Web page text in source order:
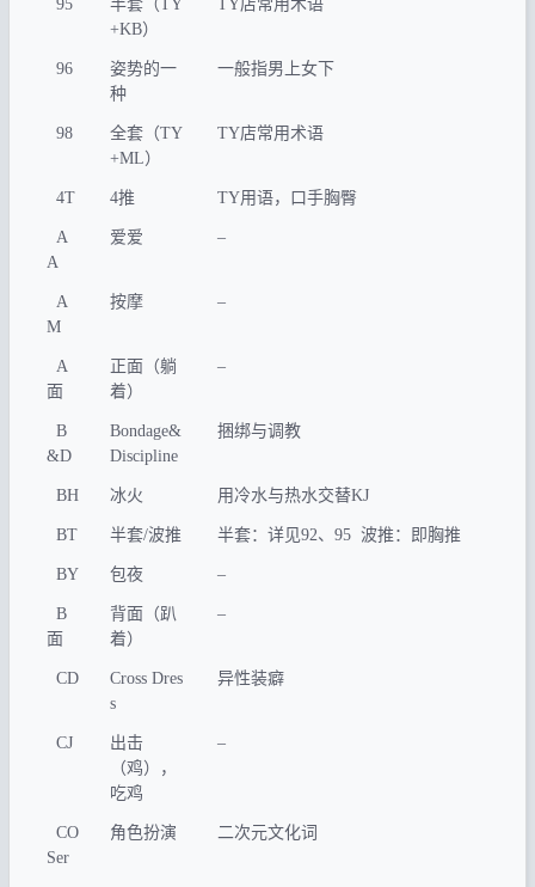
95
半套（TY
+KB）
TY店常用术语
96
姿势的一
种
一般指男上女下
98
全套（TY
+ML）
TY店常用术语
4T 4推 TY用语，口手胸臀
A
A
爱爱 –
A
M
按摩 –
A
面
正面（躺
着）
–
B
&D
Bondage&
Discipline
捆绑与调教
BH 冰火 用冷水与热水交替KJ
BT 半套/波推 半套：详见92、95 波推：即胸推
BY 包夜 –
B
面
背面（趴
着）
–
CD
Cross Dres
s
异性装癖
CJ
出击
（鸡），
吃鸡
–
CO
Ser
角色扮演 二次元文化词